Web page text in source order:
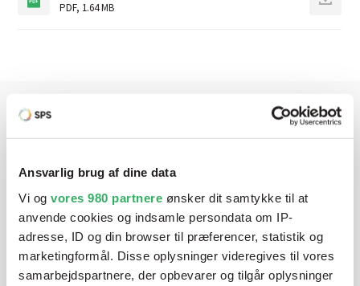
Ansvarlig brug af dine data
Vi og vores 980 partnere ønsker dit samtykke til at
anvende cookies og indsamle persondata om IP-
adresse, ID og din browser til præferencer, statistik og
marketingformål. Disse oplysninger videregives til vores
samarbejdspartnere, der opbevarer og tilgår oplysninger
PDF, 1.64 MB
Har du brug for hjælp? Vi sidder
klar ved telefonen
Vi tilbyder et bredt sortiment af produkter til
autolakering. Lige meget om du skal bruge en enkelt farve,
en sprøjtepistol eller om du har behov for en
blandeanlægsløsning, kan vi hjælpe dig.